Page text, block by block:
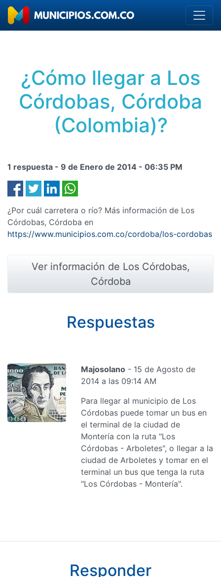
¿Cómo llegar a Los
Córdobas, Córdoba
(Colombia)?
1 respuesta - 9 de Enero de 2014 - 06:35 PM
¿Por cuál carretera o río? Más información de Los
Córdobas, Córdoba en
https://www.municipios.com.co/cordoba/los-cordobas
Ver información de Los Córdobas,
Córdoba
Respuestas
Majosolano - 15 de Agosto de
2014 a las 09:14 AM
Para llegar al municipio de Los
Córdobas puede tomar un bus en
el terminal de la ciudad de
Montería con la ruta "Los
Córdobas - Arboletes", o llegar a la
ciudad de Arboletes y tomar en el
terminal un bus que tenga la ruta
"Los Córdobas - Montería".
Responder